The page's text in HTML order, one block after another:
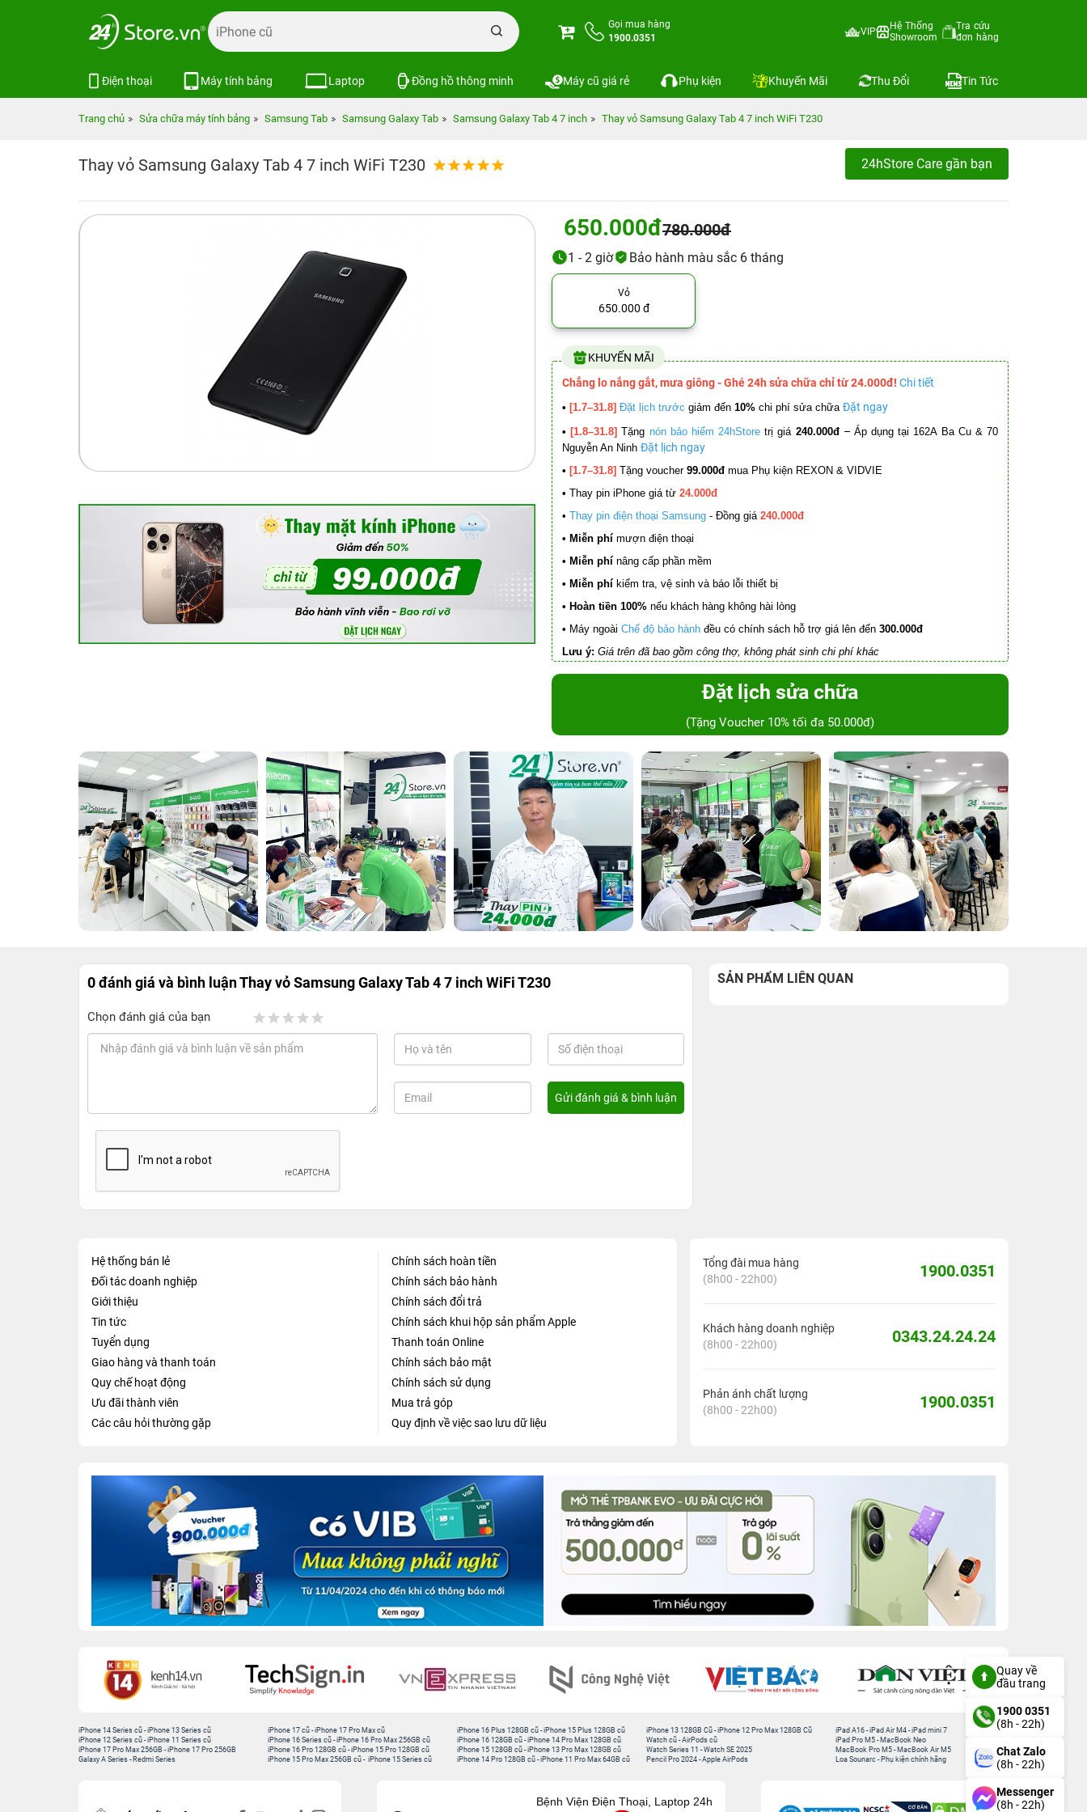
Gọi mua hàng
1900.0351
VIP
Hệ Thống
Showroom
Tra cứu
đơn hàng
Điện thoại Máy tính bảng Laptop Đồng hồ thông minh Máy cũ giá rẻ Phụ kiện Khuyến Mãi Thu Đổi Tin Tức
Trang chủ Sửa chữa máy tính bảng Samsung Tab Samsung Galaxy Tab Samsung Galaxy Tab 4 7 inch Thay vỏ Samsung Galaxy Tab 4 7 inch WiFi T230
Thay vỏ Samsung Galaxy Tab 4 7 inch WiFi T230 24hStore Care gần bạn
650.000đ780.000đ
1 - 2 giờ Bảo hành màu sắc 6 tháng
Vỏ
650.000 đ
KHUYẾN MÃI
Chẳng lo nắng gắt, mưa giông - Ghé 24h sửa chữa chỉ từ 24.000đ! Chi tiết
• [1.7–31.8] Đặt lịch trước giảm đến 10% chi phí sửa chữa Đặt ngay
• [1.8–31.8] Tặng nón bảo hiểm 24hStore trị giá 240.000đ – Áp dụng tại 162A Ba Cu & 70
Nguyễn An Ninh Đặt lịch ngay
• [1.7–31.8] Tặng voucher 99.000đ mua Phụ kiện REXON & VIDVIE
• Thay pin iPhone giá từ 24.000đ
• Thay pin điện thoại Samsung - Đồng giá 240.000đ
• Miễn phí mượn điện thoại
• Miễn phí nâng cấp phần mềm
• Miễn phí kiểm tra, vệ sinh và báo lỗi thiết bị
• Hoàn tiền 100% nếu khách hàng không hài lòng
• Máy ngoài Chế độ bảo hành đều có chính sách hỗ trợ giá lên đến 300.000đ
Lưu ý: Giá trên đã bao gồm công thợ, không phát sinh chi phí khác
Đặt lịch sửa chữa
(Tặng Voucher 10% tối đa 50.000đ)
0 đánh giá và bình luậnThay vỏ Samsung Galaxy Tab 4 7 inch WiFi T230
Chọn đánh giá của bạn
SẢN PHẨM LIÊN QUAN
Hệ thống bán lẻ
Đối tác doanh nghiệp
Giới thiệu
Tin tức
Tuyển dụng
Giao hàng và thanh toán
Quy chế hoạt động
Ưu đãi thành viên
Các câu hỏi thường gặp
Chính sách hoàn tiền
Chính sách bảo hành
Chính sách đổi trả
Chính sách khui hộp sản phẩm Apple
Thanh toán Online
Chính sách bảo mật
Chính sách sử dụng
Mua trả góp
Quy định về việc sao lưu dữ liệu
Tổng đài mua hàng
(8h00 - 22h00)
1900.0351
Khách hàng doanh nghiệp
(8h00 - 22h00)
0343.24.24.24
Phản ánh chất lượng
(8h00 - 22h00)
1900.0351
iPhone 14 Series cũ -iPhone 13 Series cũ
iPhone 12 Series cũ -iPhone 11 Series cũ
iPhone 17 Pro Max 256GB -iPhone 17 Pro 256GB
Galaxy A Series - Redmi Series
iPhone 17 cũ -iPhone 17 Pro Max cũ
iPhone 16 Series cũ - iPhone 16 Pro Max 256GB cũ
iPhone 16 Pro 128GB cũ -iPhone 15 Pro 128GB cũ
iPhone 15 Pro Max 256GB cũ - iPhone 15 Series cũ
iPhone 16 Plus 128GB cũ -iPhone 15 Plus 128GB cũ
iPhone 16 128GB cũ -iPhone 14 Pro Max 128GB cũ
iPhone 15 128GB cũ -iPhone 13 Pro Max 128GB cũ
iPhone 14 Pro 128GB cũ -iPhone 11 Pro Max 64GB cũ
iPhone 13 128GB Cũ -iPhone 12 Pro Max 128GB Cũ
Watch cũ -AirPods cũ
Watch Series 11 -Watch SE 2025
Pencil Pro 2024 -Apple AirPods
iPad A16 -iPad Air M4 -iPad mini 7
iPad Pro M5 - MacBook Neo
MacBook Pro M5 - MacBook Air M5
Loa Sounarc - Phụ kiện chính hãng
Bệnh Viện Điện Thoại, Laptop 24h
Quay về
đầu trang
1900 0351
(8h - 22h)
Chat Zalo
(8h - 22h)
Messenger
(8h - 22h)